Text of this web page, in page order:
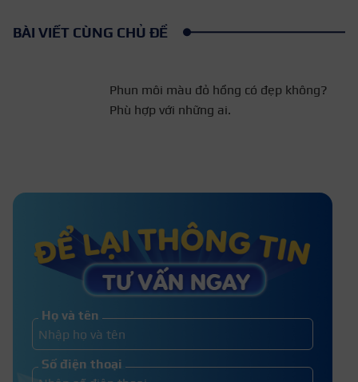
BÀI VIẾT CÙNG CHỦ ĐỀ
đẹp không? Phù hợp với
những ai.
Phun môi màu đỏ cam phù hợp với
da nào? Giá bao nhiêu?
Họ và tên
Số điện thoại